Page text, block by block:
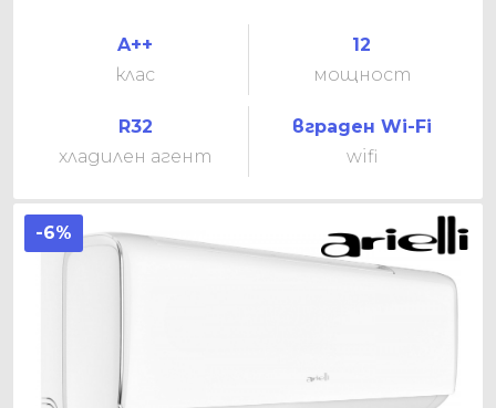
A++
клас
12
мощност
R32
хладилен агент
вграден Wi-Fi
wifi
-6%